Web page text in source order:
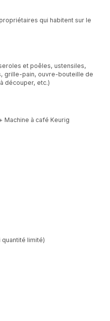
qui habitent sur le
et poêles, ustensiles,
grille-pain, ouvre-bouteille de
découper, etc.)
Machine à café Keurig
limité)